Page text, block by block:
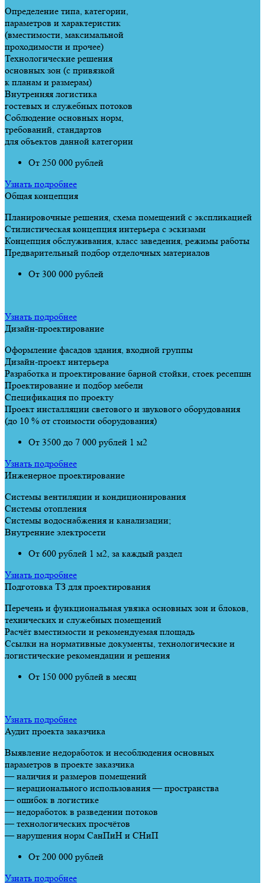
Определение типа, категории,
параметров и характеристик
(вместимости, максимальной
проходимости и прочее)
Технологические решения
основных зон (с привязкой
к планам и размерам)
Внутренняя логистика
гостевых и служебных потоков
Соблюдение основных норм,
требований, стандартов
для объектов данной категории
От 250 000 рублей
Узнать подробнее
Общая концепция
Планировочные решения, схема помещений с экспликацией
Стилистическая концепция интерьера с эскизами
Концепция обслуживания, класс заведения, режимы работы
Предварительный подбор отделочных материалов
От 300 000 рублей
Узнать подробнее
Дизайн-проектирование
Оформление фасадов здания, входной группы
Дизайн-проект интерьера
Разработка и проектирование барной стойки, стоек ресепшн
Проектирование и подбор мебели
Спецификация по проекту
Проект инсталляции светового и звукового оборудования
(до 10 % от стоимости оборудования)
От 3500 до 7 000 рублей 1 м2
Узнать подробнее
Инженерное проектирование
Системы вентиляции и кондиционирования
Системы отопления
Системы водоснабжения и канализации;
Внутренние электросети
От 600 рублей 1 м2, за каждый раздел
Узнать подробнее
Подготовка ТЗ для проектирования
Перечень и функциональная увязка основных зон и блоков,
технических и служебных помещений
Расчёт вместимости и рекомендуемая площадь
Ссылки на нормативные документы, технологические и
логистические рекомендации и решения
От 150 000 рублей в месяц
Узнать подробнее
Аудит проекта заказчика
Выявление недоработок и несоблюдения основных
параметров в проекте заказчика
— наличия и размеров помещений
— нерационального использования — пространства
— ошибок в логистике
— недоработок в разведении потоков
— технологических просчётов
— нарушения норм СанПиН и СНиП
От 200 000 рублей
Узнать подробнее